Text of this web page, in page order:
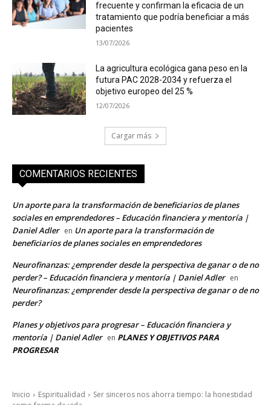
frecuente y confirman la eficacia de un
tratamiento que podría beneficiar a más
pacientes
13/07/2026
La agricultura ecológica gana peso en la
futura PAC 2028-2034 y refuerza el
objetivo europeo del 25 %
12/07/2026
Cargar más
COMENTARIOS RECIENTES
Un aporte para la transformación de beneficiarios de planes
sociales en emprendedores – Educación financiera y mentoría |
Daniel Adler en Un aporte para la transformación de
beneficiarios de planes sociales en emprendedores
Neurofinanzas: ¿emprender desde la perspectiva de ganar o de no
perder? – Educación financiera y mentoría | Daniel Adler en
Neurofinanzas: ¿emprender desde la perspectiva de ganar o de no
perder?
Planes y objetivos para progresar – Educación financiera y
mentoría | Daniel Adler en PLANES Y OBJETIVOS PARA
PROGRESAR